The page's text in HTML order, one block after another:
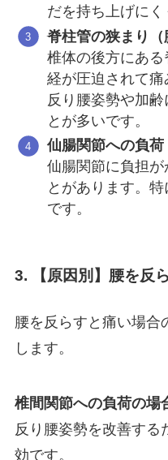
だを持ち上げにく
脊柱管の狭まり（
椎体の後方にあ
経が圧迫されて
反り腰姿勢や加
とが多いです。
仙腸関節への負荷
仙腸関節に負担
とがあります。
です。
3. 【原因別】腰を反
腰を反らすと痛い場合
します。
椎間関節への負荷の場
反り腰姿勢を改善する
効です。